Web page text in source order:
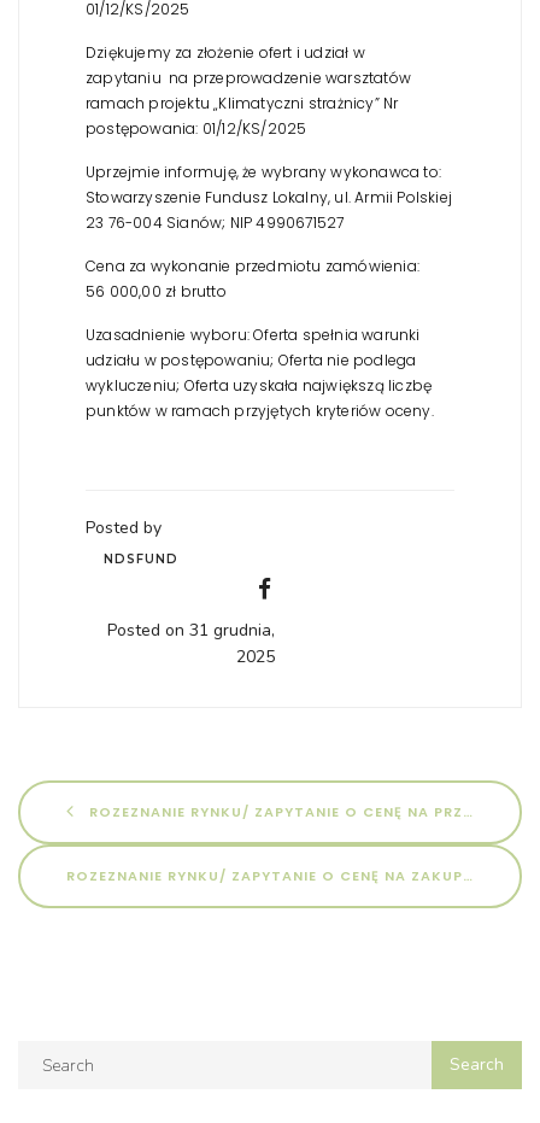
01/12/KS/2025
Dziękujemy za złożenie ofert i udział w
zapytaniu na przeprowadzenie warsztatów
ramach projektu „Klimatyczni strażnicy” Nr
postępowania: 01/12/KS/2025
Uprzejmie informuję, że wybrany wykonawca to:
Stowarzyszenie Fundusz Lokalny, ul. Armii Polskiej
23 76-004 Sianów; NIP 4990671527
Cena za wykonanie przedmiotu zamówienia:
56 000,00 zł brutto
Uzasadnienie wyboru: Oferta spełnia warunki
udziału w postępowaniu; Oferta nie podlega
wykluczeniu; Oferta uzyskała największą liczbę
punktów w ramach przyjętych kryteriów oceny.
Posted by
NDSFUND
Posted on 31 grudnia,
2025
ROZEZNANIE RYNKU/ ZAPYTANIE O CENĘ NA PRZEPROWADZENIE WARSZTATÓW RAMACH PROJEKTU „KLIMATYCZNI STRAŻNICY” NR POSTĘPOWANIA: 01/12/KS/2025
ROZEZNANIE RYNKU/ ZAPYTANIE O CENĘ NA ZAKUP I DOSTAWĘ PAKIETÓW MATERIAŁÓW NIEZBĘDNYCH DO PRZEPROWADZENIA WARSZTATÓW W RAMACH PROJEKTU „SEKRETY MORZA” NR POSTĘPOWANIA: 01/01/SM/2026